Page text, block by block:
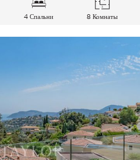
4 Спальни 8 Комнаты